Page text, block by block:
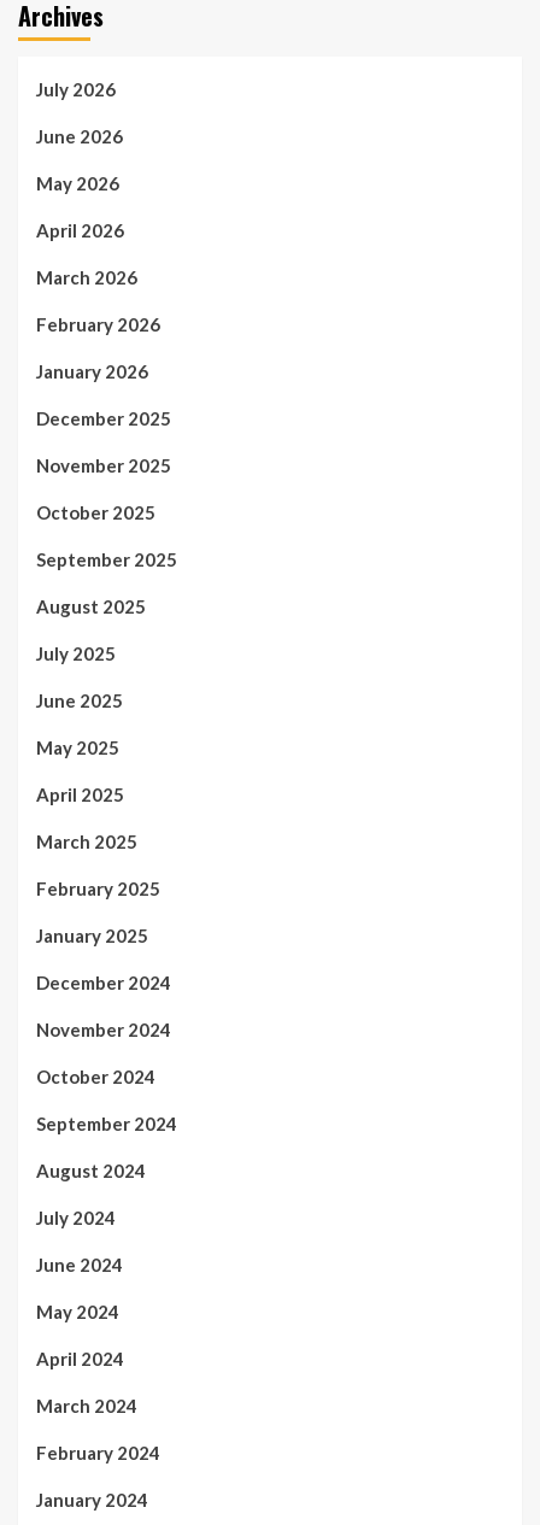
Archives
July 2026
June 2026
May 2026
April 2026
March 2026
February 2026
January 2026
December 2025
November 2025
October 2025
September 2025
August 2025
July 2025
June 2025
May 2025
April 2025
March 2025
February 2025
January 2025
December 2024
November 2024
October 2024
September 2024
August 2024
July 2024
June 2024
May 2024
April 2024
March 2024
February 2024
January 2024